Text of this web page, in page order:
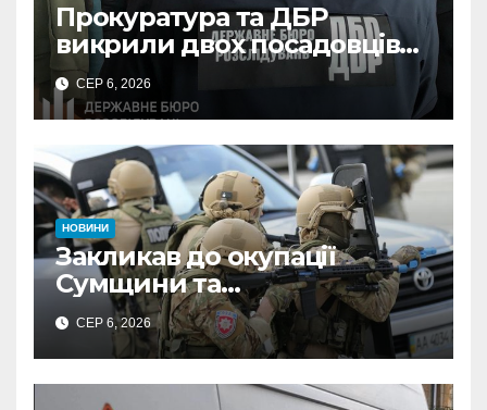
Прокуратура та ДБР
викрили двох посадовців
ДПС Сумщини на вимаганні
неправомірної вигоди у
ФОПа
СЕР 6, 2026
НОВИНИ
Закликав до окупації
Сумщини та
виправдовував обстріли:
СБУ викрила
прокремлівського агітатора
з Охтирки
СЕР 6, 2026